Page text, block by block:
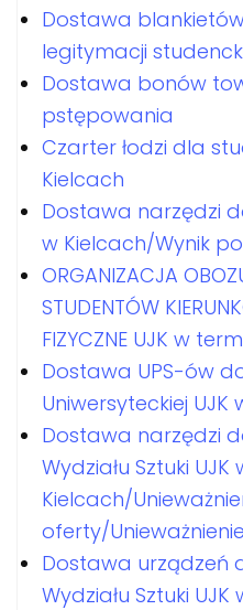
Dostawa
legitymacji
Dostawa bonów
pstępowania
Czarter łodzi dla
Kielcach
Dostawa narzędzi
w Kielcach/Wynik
ORGANIZACJA
STUDENTÓW
FIZYCZNE UJK w
Dostawa UPS-ów
Uniwersyteckiej UJK
Dostawa narzędzi
Wydziału Sztuki UJK
Kielcach/
oferty/
Dostawa urządzeń
Wydziału Sztuki